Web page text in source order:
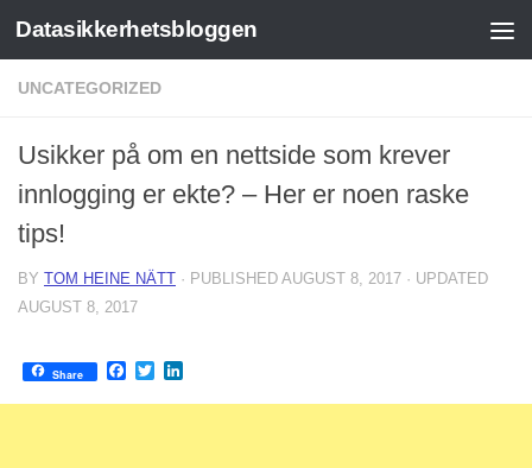
Skip to content
Datasikkerhetsbloggen
UNCATEGORIZED
Usikker på om en nettside som krever
innlogging er ekte? – Her er noen raske
tips!
BY TOM HEINE NÄTT · PUBLISHED AUGUST 8, 2017 · UPDATED
AUGUST 8, 2017
Share Facebook
Twitter